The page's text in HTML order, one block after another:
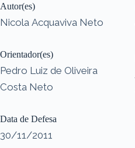
Autor(es)
Nicola Acquaviva Neto
Orientador(es)
Pedro Luiz de Oliveira
Costa Neto
Data de Defesa
30/11/2011